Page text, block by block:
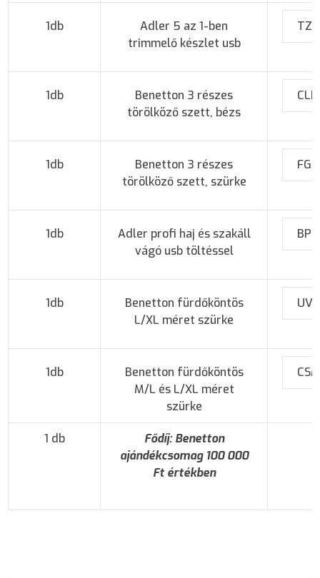
1db
Adler 5 az 1-ben
trimmelő készlet usb
1db
Benetton 3 részes
törölköző szett, bézs
1db
Benetton 3 részes
törölköző szett, szürke
1db
Adler profi haj és szakáll
vágó usb töltéssel
1db
Benetton fürdőköntös
L/XL méret szürke
1db
Benetton fürdőköntös
M/L és L/XL méret
szürke
1 db
Fődíj: Benetton
ajándékcsomag 100 000
Ft értékben